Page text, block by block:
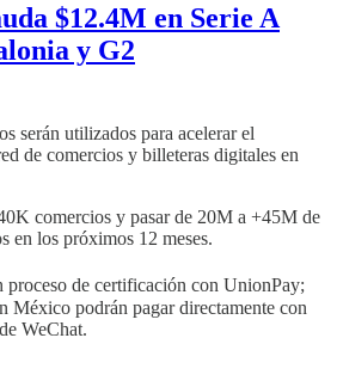
$12.4M en Serie A
y G2
serán utilizados para acelerar el
de comercios y billeteras digitales en
comercios y pasar de 20M a +45M de
en los próximos 12 meses.
proceso de certificación con UnionPay;
México podrán pagar directamente con
WeChat.